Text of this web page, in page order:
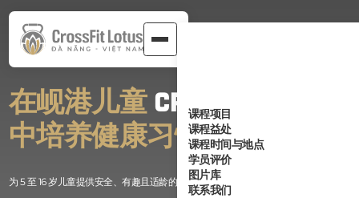
课程项目
课程益处
课程时间与地点
学员评价
图片库
联系我们
在岘港儿童 CrossFit
中培养健康习惯
为 5 至 16 岁儿童提供安全、有趣且适龄的 CrossFit 课程。